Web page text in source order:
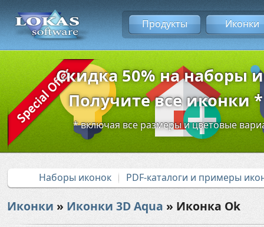
Продукты Иконки
Скидка 50% на наборы
Получите все иконки
* включая все размеры и цветовые
Наборы иконок PDF-каталоги и примеры
Иконки » Иконки 3D Aqua » Иконка Ok